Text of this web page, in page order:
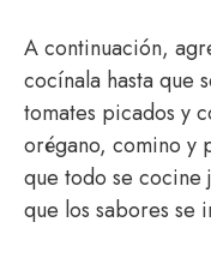
A continuación,
cocínala hasta que
tomates picados y
orégano, comino y
que todo se cocine
que los sabores se